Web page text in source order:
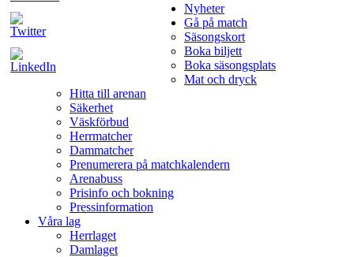
Nyheter
Gå på match
Säsongskort
Boka biljett
Boka säsongsplats
Mat och dryck
Hitta till arenan
Säkerhet
Väskförbud
Herrmatcher
Dammatcher
Prenumerera på matchkalendern
Arenabuss
Prisinfo och bokning
Pressinformation
Våra lag
Herrlaget
Damlaget